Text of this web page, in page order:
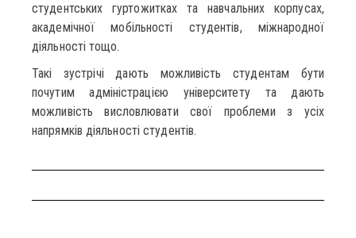
студентських гуртожитках та навчальних корпусах,
академічної мобільності студентів, міжнародної
діяльності тощо.
Такі зустрічі дають можливість студентам бути
почутим адміністрацією університету та дають
можливість висловлювати свої проблеми з усіх
напрямків діяльності студентів.